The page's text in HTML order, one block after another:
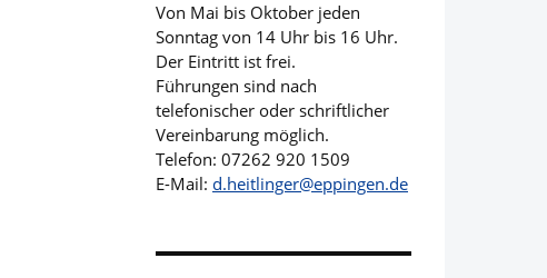
Von Mai bis Oktober jeden
Sonntag von 14 Uhr bis 16 Uhr.
Der Eintritt ist frei.
Führungen sind nach
telefonischer oder schriftlicher
Vereinbarung möglich.
Telefon: 07262 920 1509
E-Mail: d.heitlinger@eppingen.de